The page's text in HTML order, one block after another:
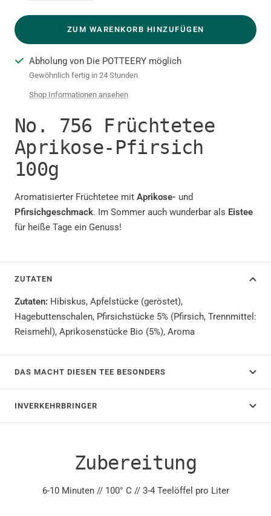
ZUM WARENKORB HINZUFÜGEN
Abholung von Die POTTEERY möglich
Gewöhnlich fertig in 24 Stunden
Shop Informationen ansehen
No. 756 Früchtetee
Aprikose-Pfirsich
100g
Aromatisierter Früchtetee mit Aprikose- und
Pfirsichgeschmack. Im Sommer auch wunderbar als Eistee
für heiße Tage ein Genuss!
ZUTATEN
Zutaten: Hibiskus, Apfelstücke (geröstet),
Hagebuttenschalen, Pfirsichstücke 5% (Pfirsich, Trennmittel:
Reismehl), Aprikosenstücke Bio (5%), Aroma
DAS MACHT DIESEN TEE BESONDERS
INVERKEHRBRINGER
Zubereitung
6-10 Minuten // 100° C // 3-4 Teelöffel pro Liter